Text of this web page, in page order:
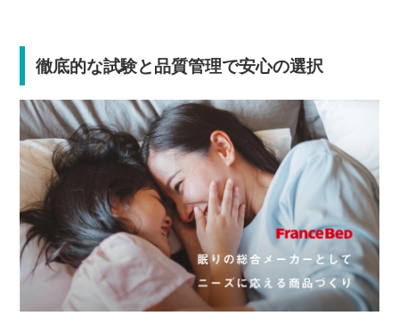
徹底的な試験と品質管理で安心の選択